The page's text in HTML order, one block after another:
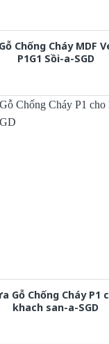
Chống Cháy MDF
P1G1 Sồi-a-SGD
Gỗ Chống Cháy P1
khach san-a-SGD